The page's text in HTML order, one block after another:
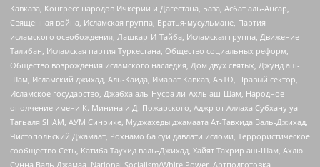
Кавказа, Конгресс народов Ичкерии и Дагестана, База, Асбат аль-Ансар,
Священная война, Исламская группа, Братья-мусульмане, Партия
исламского освобождения, Лашкар-И-Тайба, Исламская группа, Движение
Талибан, Исламская партия Туркестана, Общество социальных реформ,
Общество возрождения исламского наследия, Дом двух святых, Джунд аш-
Шам, Исламский джихад, Аль-Каида, Имарат Кавказ, АБТО, Правый сектор,
Исламское государство, Джабха аль-Нусра ли-Ахль аш-Шам, Народное
ополчение имени К. Минина и Д. Пожарского, Аджр от Аллаха Субхану уа
Тагьаля SHAM, АУМ Синрике, Муджахеды джамаата Ат-Тавхида Валь-Джихад,
Чистопольский Джамаат, Рохнамо ба суи давлати исломи, Террористическое
сообщество Сеть, Катиба Таухид валь-Джихад, Хайят Тахрир аш-Шам, Ахлю
Сунна Валь Джамаа, National Socialism/White Power, Артподготовка,